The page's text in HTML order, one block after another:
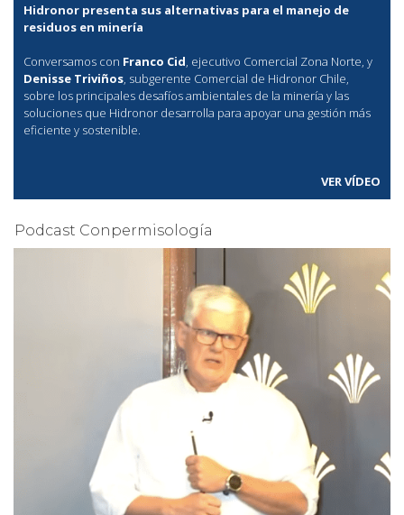
Hidronor presenta sus alternativas para el manejo de
residuos en minería
Conversamos con Franco Cid, ejecutivo Comercial Zona Norte, y
Denisse Triviños, subgerente Comercial de Hidronor Chile,
sobre los principales desafíos ambientales de la minería y las
soluciones que Hidronor desarrolla para apoyar una gestión más
eficiente y sostenible.
VER VÍDEO
Podcast Conpermisología